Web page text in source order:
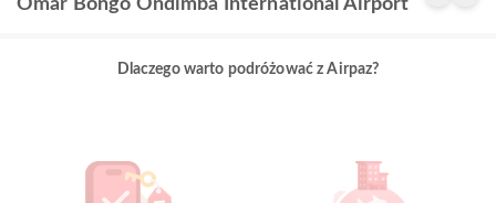
Omar Bongo Ondimba International Airport
Dlaczego warto podróżować z Airpaz?